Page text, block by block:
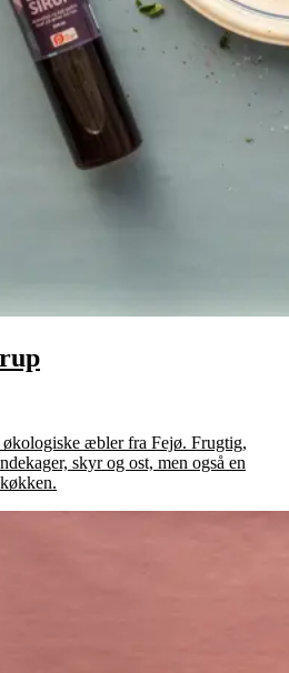
æbler fra Fejø. Frugtig,
skyr og ost, men også en